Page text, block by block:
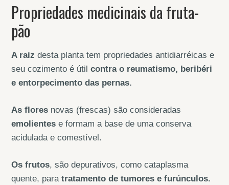
Propriedades medicinais da fruta-
pão
A raiz desta planta tem propriedades antidiarréicas e
seu cozimento é útilcontra o reumatismo, beribéri
e entorpecimento das pernas.
As flores novas (frescas) são consideradas
emolientes e formam a base de uma conserva
acidulada e comestível.
Os frutos, são depurativos, como cataplasma
quente, paratratamento de tumores e furúnculos.